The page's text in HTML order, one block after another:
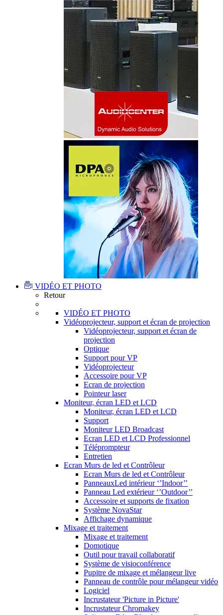
VIDÉO ET PHOTO
Retour
VIDÉO ET PHOTO
Vidéoprojecteur, support et écran de projection
Vidéoprojecteur, support et écran de
projection
Optique
Support pour VP
Vidéoprojecteur
Accessoire pour VP
Ecran de projection
Pointeur laser
Moniteur, écran LED et LCD
Moniteur, écran LED et LCD
Support
Moniteur LED Broadcast
Ecran LED et LCD Professionnel
Téléprompteur
Entretien
Ecran Murs de led et Contrôleur
Ecran Murs de led et Contrôleur
PanneauxLed intérieur ‘’Indoor’’
Panneau Led extérieur ‘’Outdoor’’
Accessoire et supports de fixation
Système NovaStar
Affichage dynamique
Mixage et traitement
Mixage et traitement
Domotique
Outil pour travail collaboratif
Système de visioconférence
Pupitre de mixage et mélangeur live
Panneau de contrôle pour mélangeur vidéo
Logiciel
Incrustateur 'Picture in Picture'
Incrustateur Chromakey